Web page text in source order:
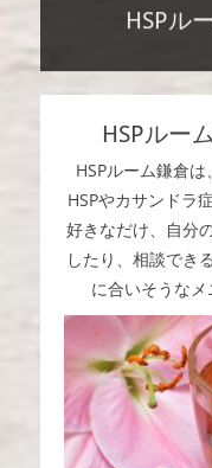
HSPル
稿
日:
HSPルー
HSPルーム鎌倉は
HSPやカサンドラ
好きなだけ、自分
したり、相談でき
に合いそうなメ